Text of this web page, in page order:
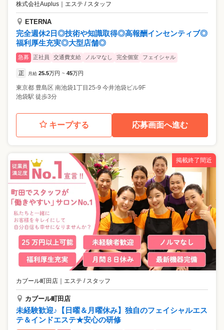
株式会社Auplus エステ / スタッフ
ETERNA
完全週休2日◎技術や知識取得◎高報酬インセンティブ◎
福利厚生充実◎大型店舗◎
急募 正社員 交通費支給 ノルマなし 完全個室 フェイシャル
正 月給 25.5万円 ~ 45万円
東京都 豊島区 南池袋1丁目25-9 今井池袋ビル9F
池袋駅 徒歩3分
キープする 応募画面へ進む
掲載終了間近
カブール町田店 エステ / スタッフ
カブール町田店
未経験歓迎♪【日曜＆月曜休み】独自のフェイシャルエス
テ＆インドエステ★安心の研修